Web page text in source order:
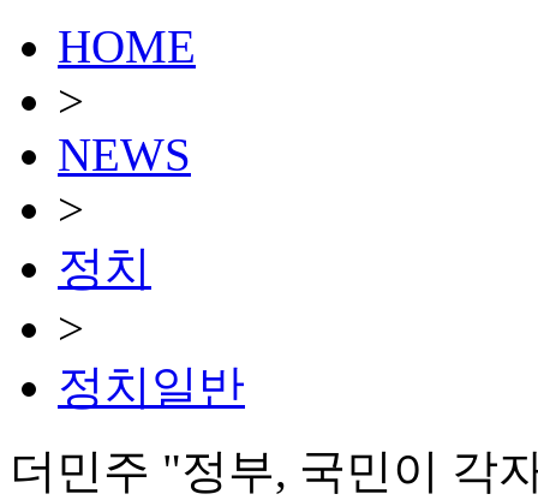
HOME
>
NEWS
>
정치
>
정치일반
더민주 "정부, 국민이 각